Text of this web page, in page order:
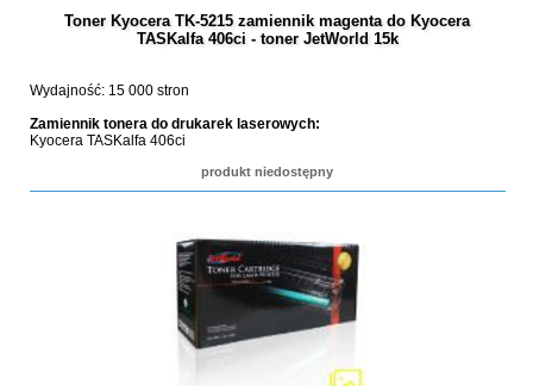
Toner Kyocera TK-5215 zamiennik magenta do Kyocera
TASKalfa 406ci - toner JetWorld 15k
Wydajność: 15 000 stron
Zamiennik tonera do drukarek laserowych:
Kyocera TASKalfa 406ci
produkt niedostępny